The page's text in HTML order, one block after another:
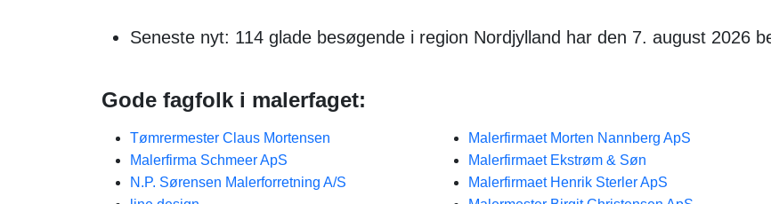
Seneste nyt: 114 glade besøgende i region Nordjylland har den 7. august 2026
Gode fagfolk i malerfaget:
Tømrermester Claus Mortensen
Malerfirma Schmeer ApS
N.P. Sørensen Malerforretning A/S
Malerfirmaet Morten Nannberg ApS
Malerfirmaet Ekstrøm & Søn
Malerfirmaet Henrik Sterler ApS